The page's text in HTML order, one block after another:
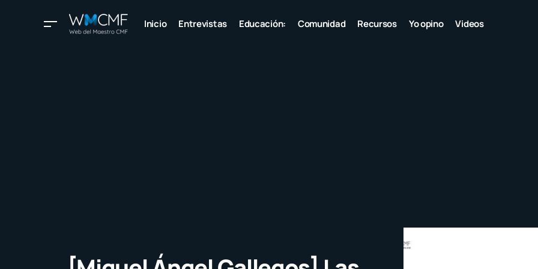
Inicio Entrevistas Educación: Comunidad Recursos Yo opino Videos